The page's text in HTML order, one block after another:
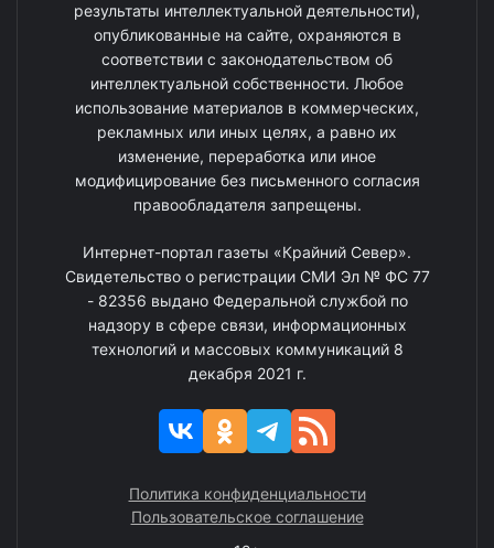
результаты интеллектуальной деятельности),
опубликованные на сайте, охраняются в
соответствии с законодательством об
интеллектуальной собственности. Любое
использование материалов в коммерческих,
рекламных или иных целях, а равно их
изменение, переработка или иное
модифицирование без письменного согласия
правообладателя запрещены.
Интернет-портал газеты «Крайний Север».
Свидетельство о регистрации СМИ Эл № ФС 77
- 82356 выдано Федеральной службой по
надзору в сфере связи, информационных
технологий и массовых коммуникаций 8
декабря 2021 г.
Политика конфиденциальности
Пользовательское соглашение